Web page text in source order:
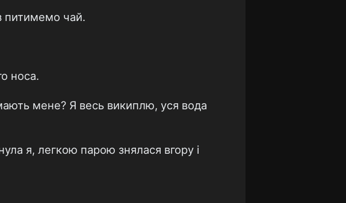
питимемо чай.
носа.
мене? Я весь википлю, уся вода
я, легкою парою знялася вгору і